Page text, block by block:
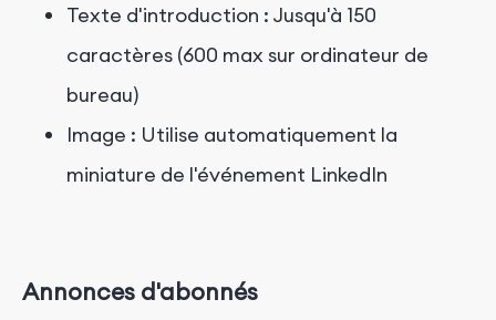
Texte d'introduction : Jusqu'à 150
caractères (600 max sur ordinateur de
bureau)
Image : Utilise automatiquement la
miniature de l'événement LinkedIn
Annonces d'abonnés